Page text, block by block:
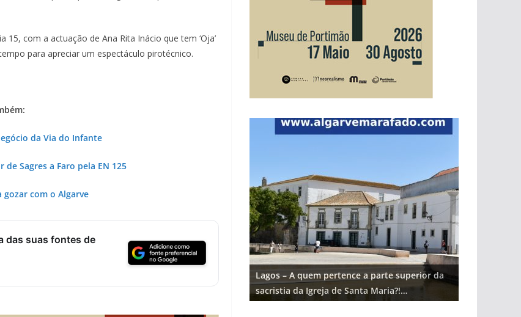
com a actuação de Ana Rita Inácio que tem ‘Oja’
para apreciar um espectáculo pirotécnico.
da Via do Infante
Sagres a Faro pela EN 125
gozar com o Algarve
das suas fontes de
sacristia da Igreja de Santa Maria?!…
Lagos – A quem pertence a parte superior da
sacristia da Igreja de Santa Maria?!…